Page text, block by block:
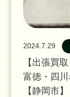
2024.7.29
【出張買
富徳・四川
【静岡市】